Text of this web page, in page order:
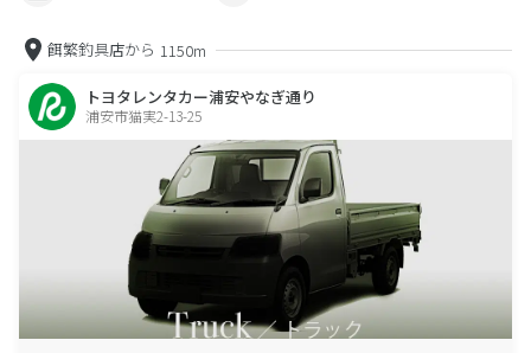
餌繁釣具店から 1150m
トヨタレンタカー浦安やなぎ通り
浦安市猫実2-13-25